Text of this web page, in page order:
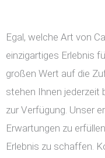
Egal, welche Art von
einzigartiges Erlebnis
großen Wert auf die
stehen Ihnen jederzeit
zur Verfügung. Unser
Erwartungen zu
Erlebnis zu schaffen.